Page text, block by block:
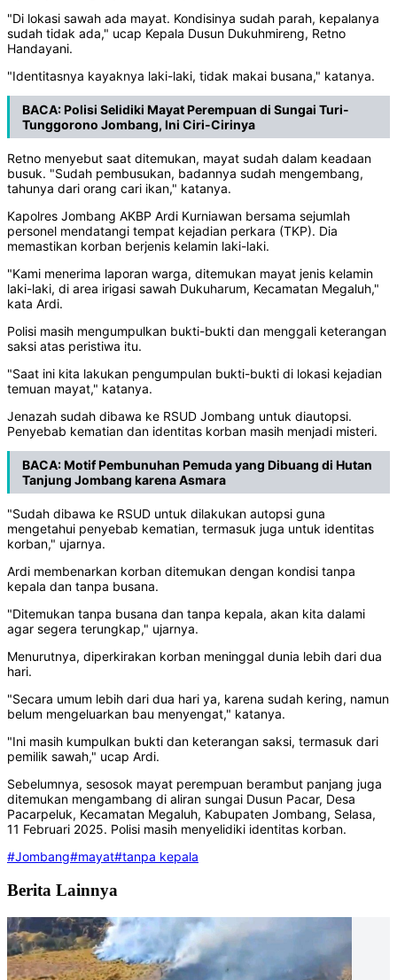
"Di lokasi sawah ada mayat. Kondisinya sudah parah, kepalanya
sudah tidak ada," ucap Kepala Dusun Dukuhmireng, Retno
Handayani.
"Identitasnya kayaknya laki-laki, tidak makai busana," katanya.
BACA:Polisi Selidiki Mayat Perempuan di Sungai Turi-
Tunggorono Jombang, Ini Ciri-Cirinya
Retno menyebut saat ditemukan, mayat sudah dalam keadaan
busuk. "Sudah pembusukan, badannya sudah mengembang,
tahunya dari orang cari ikan," katanya.
Kapolres Jombang AKBP Ardi Kurniawan bersama sejumlah
personel mendatangi tempat kejadian perkara (TKP). Dia
memastikan korban berjenis kelamin laki-laki.
"Kami menerima laporan warga, ditemukan mayat jenis kelamin
laki-laki, di area irigasi sawah Dukuharum, Kecamatan Megaluh,"
kata Ardi.
Polisi masih mengumpulkan bukti-bukti dan menggali keterangan
saksi atas peristiwa itu.
"Saat ini kita lakukan pengumpulan bukti-bukti di lokasi kejadian
temuan mayat," katanya.
Jenazah sudah dibawa ke RSUD Jombang untuk diautopsi.
Penyebab kematian dan identitas korban masih menjadi misteri.
BACA:Motif Pembunuhan Pemuda yang Dibuang di Hutan
Tanjung Jombang karena Asmara
"Sudah dibawa ke RSUD untuk dilakukan autopsi guna
mengetahui penyebab kematian, termasuk juga untuk identitas
korban," ujarnya.
Ardi membenarkan korban ditemukan dengan kondisi tanpa
kepala dan tanpa busana.
"Ditemukan tanpa busana dan tanpa kepala, akan kita dalami
agar segera terungkap," ujarnya.
Menurutnya, diperkirakan korban meninggal dunia lebih dari dua
hari.
"Secara umum lebih dari dua hari ya, karena sudah kering, namun
belum mengeluarkan bau menyengat," katanya.
"Ini masih kumpulkan bukti dan keterangan saksi, termasuk dari
pemilik sawah," ucap Ardi.
Sebelumnya, sesosok mayat perempuan berambut panjang juga
ditemukan mengambang di aliran sungai Dusun Pacar, Desa
Pacarpeluk, Kecamatan Megaluh, Kabupaten Jombang, Selasa,
11 Februari 2025. Polisi masih menyelidiki identitas korban.
#Jombang#mayat#tanpa kepala
Berita Lainnya